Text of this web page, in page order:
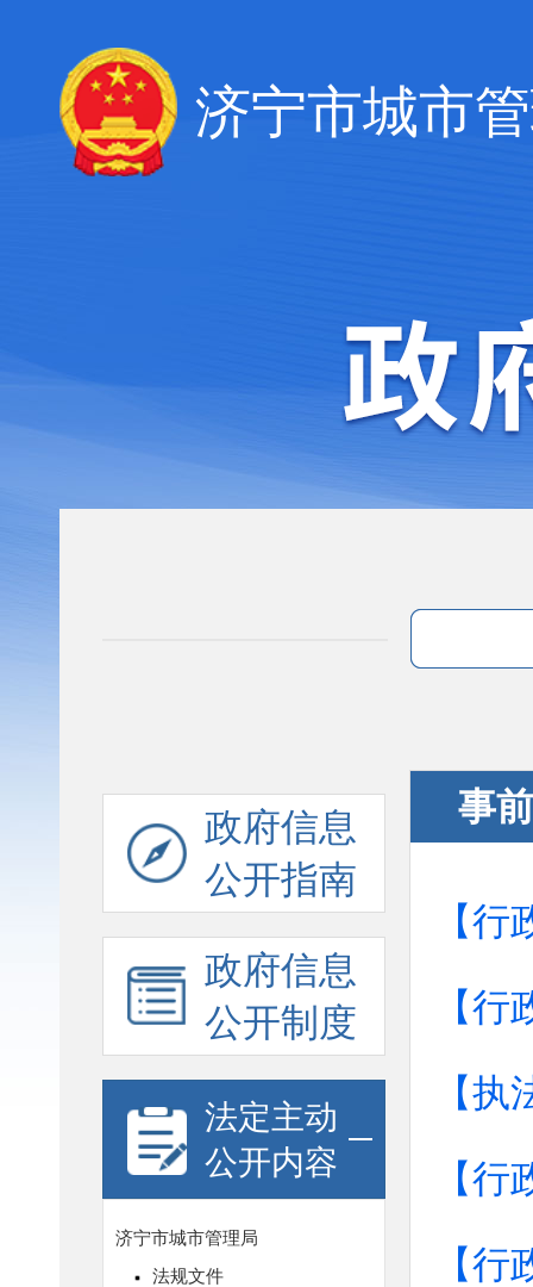
济宁市城市
政府信息
公开指南
政府信息
公开制度
法定主动
公开内容
事
【
【
【
【
【